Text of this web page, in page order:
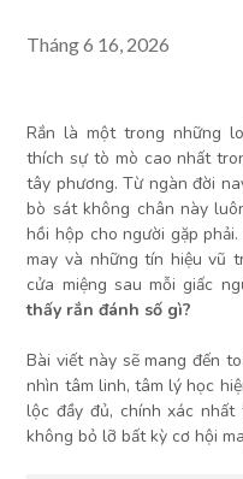
Tháng 6 16, 2026
Rắn là một trong những
thích sự tò mò cao nhất
tây phương. Từ ngàn đời
bò sát không chân này
hồi hộp cho người gặp
may và những tín hiệu vũ
cửa miệng sau mỗi giấc
thấy rắn đánh số gì?
Bài viết này sẽ mang đến
nhìn tâm linh, tâm lý học
lộc đầy đủ, chính xác
không bỏ lỡ bất kỳ cơ hội